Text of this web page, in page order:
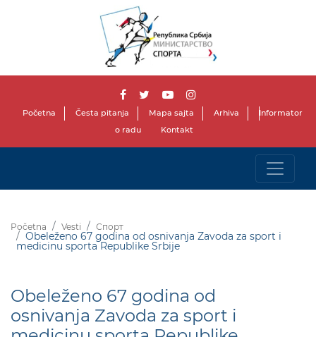
Početna Česta pitanja Mapa sajta Arhiva
Informator
o radu
Kontakt
Početna Vesti Спорт
Obeleženo 67 godina od osnivanja Zavoda za sport i
medicinu sporta Republike Srbije
Obeleženo 67 godina od
osnivanja Zavoda za sport i